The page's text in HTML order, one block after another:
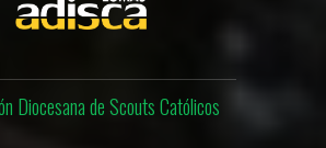
Diocesana de Scouts Católicos